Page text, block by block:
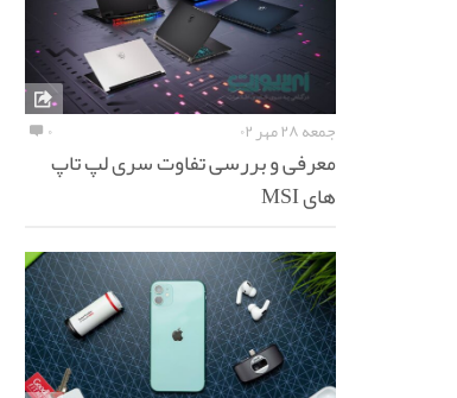
جمعه ۲۸ مهر ۰۲ ۰
معرفی و بررسی تفاوت سری لپ تاپ
های MSI